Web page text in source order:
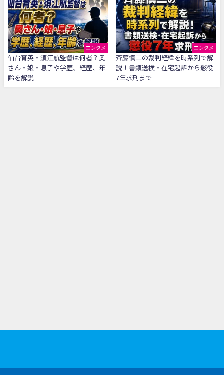
エンタメ
仙台育英・須江航監督は何者？奥
さん・娘・息子や学歴、経歴、年
齢を解説
エンタメ
斉藤慎二の裁判経緯を時系列で解
説！書類送検・在宅起訴から懲役
7年求刑まで